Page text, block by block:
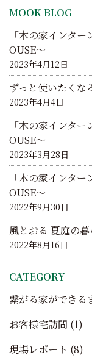
シ
ョ
ン
MOOK BLOG
「木の家インタ
OUSE～
2023年4月12日
ずっと使いたくな
2023年4月4日
「木の家インタ
OUSE～
2023年3月28日
「木の家インタ
OUSE～
2022年9月30日
風とおる 夏庭の
2022年8月16日
CATEGORY
繋がる家ができる
お客様宅訪問 (1)
現場レポート (8)